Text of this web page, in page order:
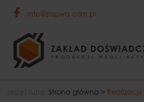
info@zdpwa.com.pl
Strona główna > Realizacje